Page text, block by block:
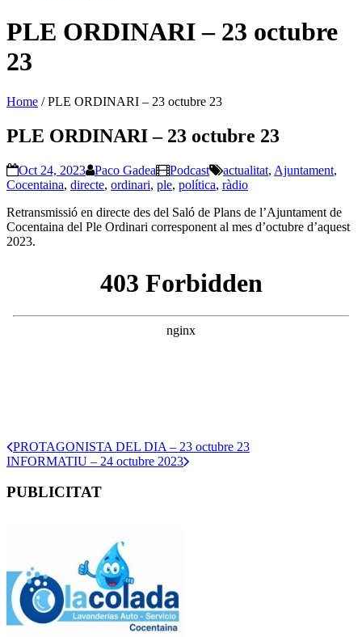
PLE ORDINARI – 23 octubre
23
Home /PLE ORDINARI – 23 octubre 23
PLE ORDINARI – 23 octubre 23
Oct 24, 2023 Paco Gadea Podcast actualitat, Ajuntament,
Cocentaina, directe, ordinari, ple, política, ràdio
Retransmissió en directe des del Saló de Plans de l’Ajuntament de
Cocentaina del Ple Ordinari corresponent al mes d’octubre d’aquest
2023.
PROTAGONISTA DEL DIA – 23 octubre 23
INFORMATIU – 24 octubre 2023
PUBLICITAT